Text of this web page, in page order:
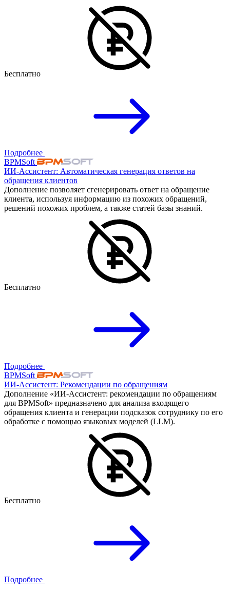
Бесплатно
Подробнее
BPMSoft
ИИ-Ассистент: Автоматическая генерация ответов на
обращения клиентов
Дополнение позволяет сгенерировать ответ на обращение
клиента, используя информацию из похожих обращений,
решений похожих проблем, а также статей базы знаний.
Бесплатно
Подробнее
BPMSoft
ИИ-Ассистент: Рекомендации по обращениям
Дополнение «ИИ-Ассистент: рекомендации по обращениям
для BPMSoft» предназначено для анализа входящего
обращения клиента и генерации подсказок сотруднику по его
обработке с помощью языковых моделей (LLM).
Бесплатно
Подробнее